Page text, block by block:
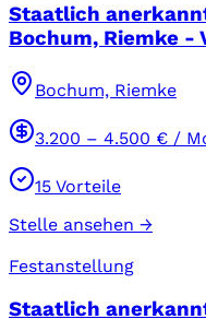
Staatlich
Bochum, Riemke -
Bochum, Riemke
3.200 – 4.500 € /
15 Vorteile
Stelle ansehen →
Festanstellung
Staatlich